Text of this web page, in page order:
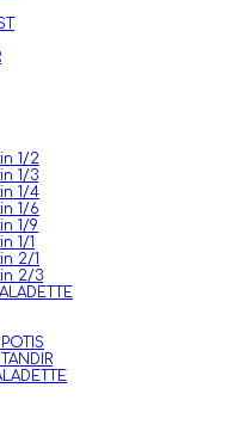
1/2
1/3
1/4
1/6
1/9
1/1
2/1
2/3